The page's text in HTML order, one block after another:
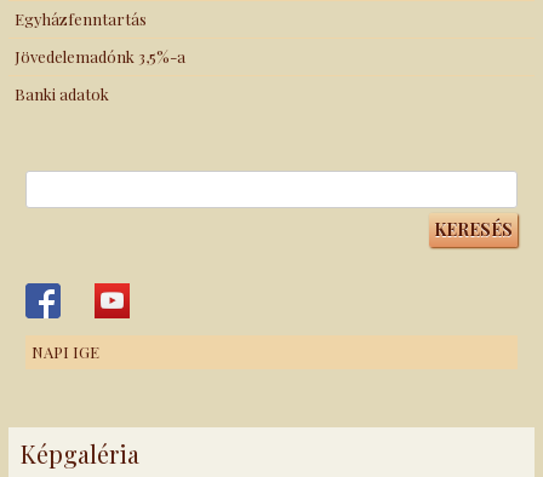
Egyházfenntartás
Jövedelemadónk 3,5%-a
Banki adatok
NAPI IGE
Képgaléria